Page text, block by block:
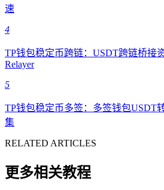
速
4
TP钱包稳定币跨链：USDT跨链桥接
Relayer
5
TP钱包稳定币多签：多签钱包USDT
集
RELATED ARTICLES
更多相关教程